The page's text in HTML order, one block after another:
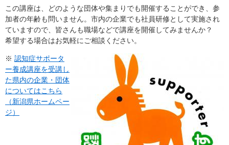
この講座は、どのような団体や集まりでも開催することができ、参
加者の年齢も問いません。市内の企業でも社員研修として実施され
ていますので、皆さんも職場などで講座を開催してみませんか？
希望する場合はお気軽にご相談ください。
※ 認知症サポータ
ー養成講座を受講し
た県内の企業・団体
についてはこちら
（新潟県ホームペー
ジ）